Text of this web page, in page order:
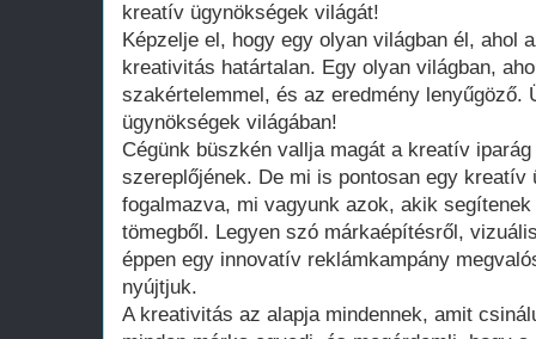
kreatív ügynökségek világát!
Képzelje el, hogy egy olyan világban él, ahol
kreativitás határtalan. Egy olyan világban,
szakértelemmel, és az eredmény lenyűgöző.
ügynökségek világában!
Cégünk büszkén vallja magát a kreatív
szereplőjének. De mi is pontosan egy kreatív
fogalmazva, mi vagyunk azok, akik
tömegből. Legyen szó márkaépítésről,
éppen egy innovatív reklámkampány
nyújtjuk.
A kreativitás az alapja mindennek, amit